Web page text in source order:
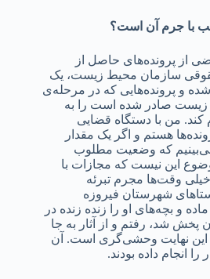
با جرم آن است؟
از پرونده‌های حاصل از
سازمان محیط زیست، یک
شده و پرونده‌هایی که در مرحله‌ی
زیست صادر شده است را به
من با دستگاه قضایی
هستم و اگر یک مقدار
می‌بینیم که وضعیت مطلوب
این نیست که مجازات با
وقت‌ها مجرم تبرئه
شهرستان فیروزه
و بچه‌های او را زنده زنده در
شد، رفتم و از آثار به جا
این نهایت وحشی‌گری است. آن
انجام داده بودند.